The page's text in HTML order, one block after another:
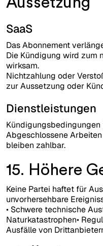
SaaS
Das Abonnement
Die Kündigung wird zum
wirksam.
Nichtzahlung oder
zur Aussetzung oder
Dienstleistungen
Abgeschlossene
bleiben zahlbar.
15. Höhere
Keine Partei haftet für
unvorhersehbare
• Schwere technische
Naturkatastrophen•
Ausfälle von